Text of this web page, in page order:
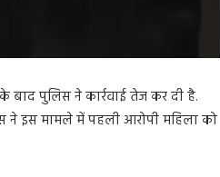
पुलिस ने कार्रवाई तेज कर दी है.
ने इस मामले में पहली आरोपी महिला को